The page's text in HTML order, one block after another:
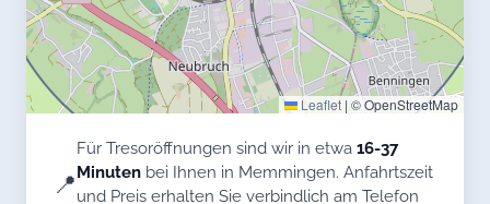
Leaflet | © OpenStreetMap
📍
Für Tresoröffnungen sind wir in etwa 16-37
Minuten bei Ihnen in Memmingen. Anfahrtszeit
und Preis erhalten Sie verbindlich am Telefon